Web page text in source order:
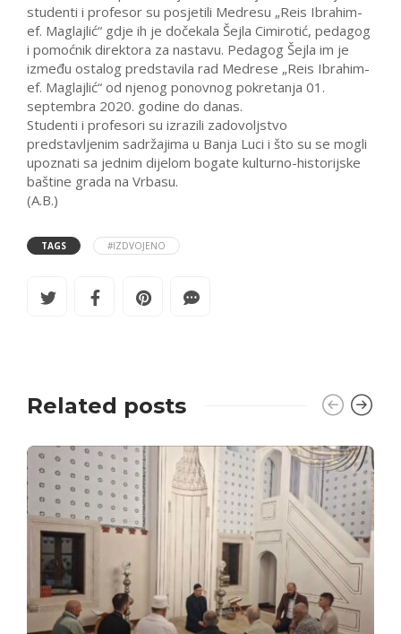
studenti i profesor su posjetili Medresu „Reis Ibrahim-
ef. Maglajlić“ gdje ih je dočekala Šejla Cimirotić, pedagog
i pomoćnik direktora za nastavu. Pedagog Šejla im je
između ostalog predstavila rad Medrese „Reis Ibrahim-
ef. Maglajlić“ od njenog ponovnog pokretanja 01.
septembra 2020. godine do danas.
Studenti i profesori su izrazili zadovoljstvo
predstavljenim sadržajima u Banja Luci i što su se mogli
upoznati sa jednim dijelom bogate kulturno-historijske
baštine grada na Vrbasu.
(A.B.)
TAGS #IZDVOJENO
Related posts